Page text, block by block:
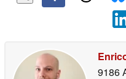
9186